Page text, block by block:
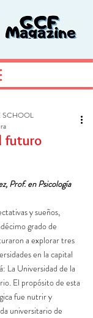
futuro
SCHOOL
Prof. en Psicología
y sueños,
grado de
a explorar tres
en la capital
La Universidad de la
El propósito de esta
fue nutrir y
universitario de